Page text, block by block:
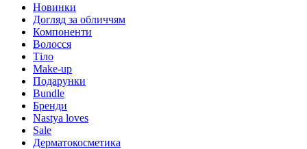
Новинки
Догляд за обличчям
Компоненти
Волосся
Тіло
Make-up
Подарунки
Bundle
Бренди
Nastya loves
Sale
Дерматокосметика